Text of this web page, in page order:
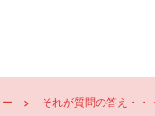
それが質問の答え・・